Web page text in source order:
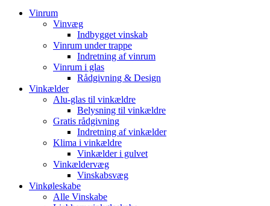
Vinrum
Vinvæg
Indbygget vinskab
Vinrum under trappe
Indretning af vinrum
Vinrum i glas
Rådgivning & Design
Vinkælder
Alu-glas til vinkældre
Belysning til vinkældre
Gratis rådgivning
Indretning af vinkælder
Klima i vinkældre
Vinkælder i gulvet
Vinkældervæg
Vinskabsvæg
Vinkøleskabe
Alle Vinskabe